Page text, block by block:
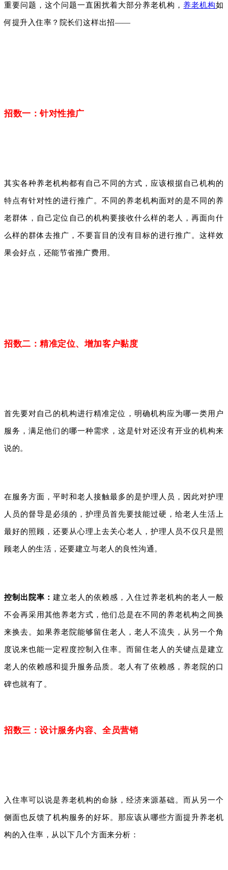
重要问题，这个问题一直困扰着大部分养老机构， 养老机构如
何提升入住率？院长们这样出招——
招数一：针对性推广
其实各种养老机构都有自己不同的方式，应该根据自己机构的
特点有针对性的进行推广。不同的养老机构面对的是不同的养
老群体，自己定位自己的机构要接收什么样的老人，再面向什
么样的群体去推广，不要盲目的没有目标的进行推广。这样效
果会好点，还能节省推广费用。
招数二：精准定位、增加客户黏度
首先要对自己的机构进行精准定位，明确机构应为哪一类用户
服务，满足他们的哪一种需求，这是针对还没有开业的机构来
说的。‍
在服务方面，平时和老人接触最多的是护理人员，因此对护理
人员的督导是必须的，护理员首先要技能过硬，给老人生活上
最好的照顾，还要从心理上去关心老人，护理人员不仅只是照
顾老人的生活，还要建立与老人的良性沟通。‍
控制出院率：建立老人的依赖感，入住过养老机构的老人一般
不会再采用其他养老方式，他们总是在不同的养老机构之间换
来换去。如果养老院能够留住老人，老人不流失，从另一个角
度说来也能一定程度控制入住率。而留住老人的关键点是建立
老人的依赖感和提升服务品质。老人有了依赖感，养老院的口
碑也就有了。
招数三：设计服务内容、全员营销
入住率可以说是养老机构的命脉，经济来源基础。而从另一个
侧面也反馈了机构服务的好坏。那应该从哪些方面提升养老机
构的入住率，从以下几个方面来分析：‍